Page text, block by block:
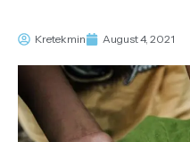
Kretekmin August 4, 2021